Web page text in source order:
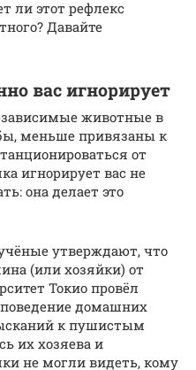
ли этот рефлекс
Давайте
вас игнорирует
животные в
меньше привязаны к
от
игнорирует вас не
она делает это
утверждают, что
(или хозяйки) от
Токио провёл
домашних
к пушистым
их хозяева и
не могли видеть, кому